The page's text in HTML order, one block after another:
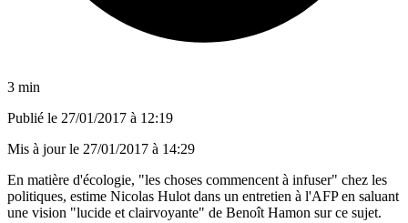
3 min
Publié le 27/01/2017 à 12:19
Mis à jour le 27/01/2017 à 14:29
En matière d'écologie, "les choses commencent à infuser" chez les
politiques, estime Nicolas Hulot dans un entretien à l'AFP en saluant
une vision "lucide et clairvoyante" de Benoît Hamon sur ce sujet.